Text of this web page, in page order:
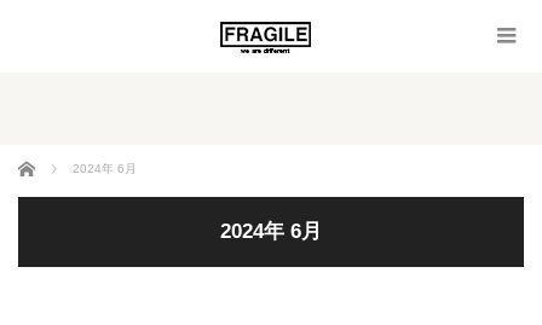
ホーム 2024年 6月
2024年 6月